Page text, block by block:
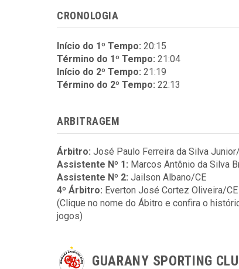
CRONOLOGIA
Início do 1º Tempo: 20:15
Término do 1º Tempo: 21:04
Início do 2º Tempo: 21:19
Término do 2º Tempo: 22:13
ARBITRAGEM
Árbitro: José Paulo Ferreira da Silva
Assistente Nº 1: Marcos Antônio da Silva
Assistente Nº 2: Jailson Albano/CE
4º Árbitro: Everton José Cortez Oliveira/CE
(Clique no nome do Ábitro e confira o
jogos)
GUARANY SPORTING